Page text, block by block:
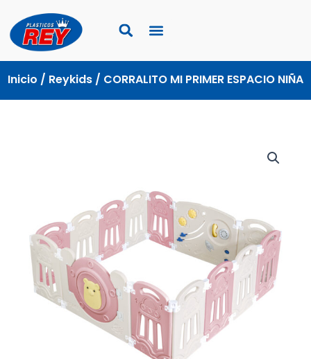
contenido
Inicio / Reykids / CORRALITO MI PRIMER ESPACIO NIÑA